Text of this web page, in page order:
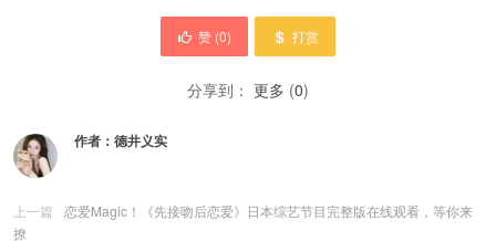
赞 (0) 打赏
分享到： 更多 (0)
作者： 德井义实
上一篇
恋爱Magic！《先接吻后恋爱》日本综艺节目完整版在线观看，等你来
撩